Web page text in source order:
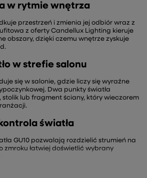
w rytmie wnętrza
przestrzeń i zmienia jej odbiór wraz z
z oferty Candellux Lighting kieruje
obszary, dzięki czemu wnętrze zyskuje
w strefie salonu
się w salonie, gdzie liczy się wyraźne
Dwa punkty światła
lub fragment ściany, który wieczorem
światła
GU10 pozwalają rozdzielić strumień na
zmroku łatwiej doświetlić wybrany